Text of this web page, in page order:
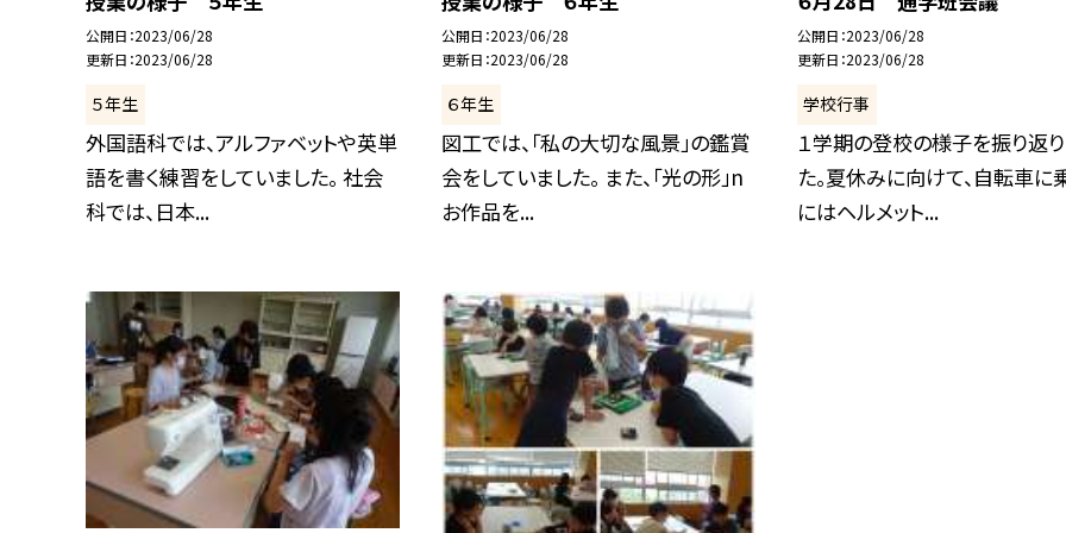
公開日 2023/06/28
更新日 2023/06/28
５年生
外国語科では、アルファベットや英単
語を書く練習をしていました。 社会
科では、日本...
公開日 2023/06/28
更新日 2023/06/28
６年生
図工では、「私の大切な風景」の鑑賞
会をしていました。 また、「光の形」n
お作品を...
公開日 2023/06/28
更新日 2023/06/28
学校行事
１学期の登校の様子を振り返
た。夏休みに向けて、自転車に
にはヘルメット...